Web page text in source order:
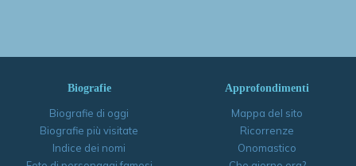
Biografie
Biografie di oggi
Biografie più visitate
Indice dei nomi
Approfondimenti
Mappa del sito
Ricorrenze
Onomastico